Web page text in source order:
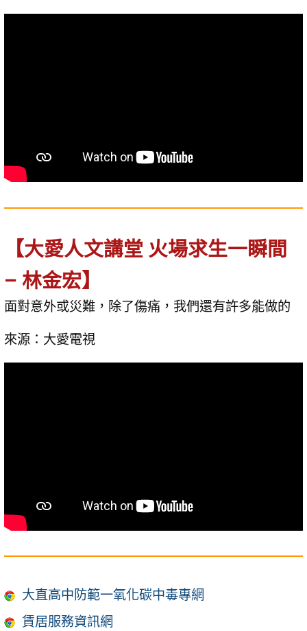
【大愛人文講堂 火場求生一瞬間
– 林金宏】
面對意外或災難，除了傷痛，我們還有許多能做的
來源：大愛電視
大直高中防範一氧化碳中毒專網
賃居服務資訊網